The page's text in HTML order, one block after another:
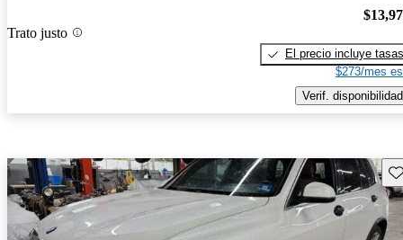
Trato justo
El precio incluye tasas
$273/mes
Verif. disponibilidad